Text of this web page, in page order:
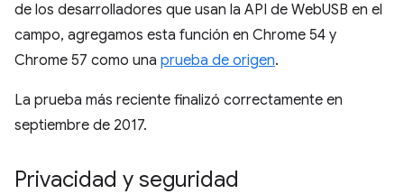
de los desarrolladores que usan la API de WebUSB en el
campo, agregamos esta función en Chrome 54 y
Chrome 57 como una prueba de origen.
La prueba más reciente finalizó correctamente en
septiembre de 2017.
Privacidad y seguridad